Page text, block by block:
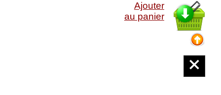
Ajouter
au panier